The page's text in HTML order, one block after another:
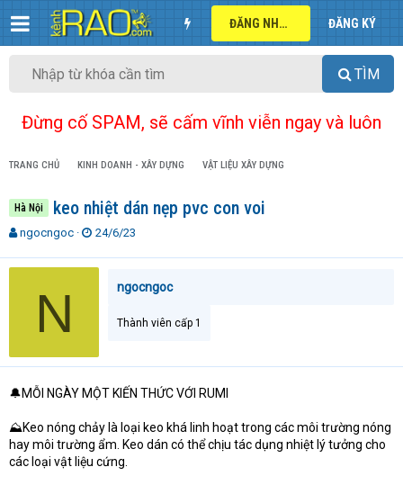
ĐĂNG NHẬP ĐĂNG KÝ
TÌM
Đừng cố SPAM, sẽ cấm vĩnh viễn ngay và luôn
TRANG CHỦ KINH DOANH - XÂY DỰNG VẬT LIỆU XÂY DỰNG
Hà Nội keo nhiệt dán nẹp pvc con voi
T
r
a
t
r
ngocngoc
N
à
24/6/23
N ngocngoc
Thành viên cấp 1
🔔MỖI NGÀY MỘT KIẾN THỨC VỚI RUMI
⛰️Keo nóng chảy là loại keo khá linh hoạt trong các môi trường nóng
hay môi trường ẩm. Keo dán có thể chịu tác dụng nhiệt lý tưởng cho
các loại vật liệu cứng.